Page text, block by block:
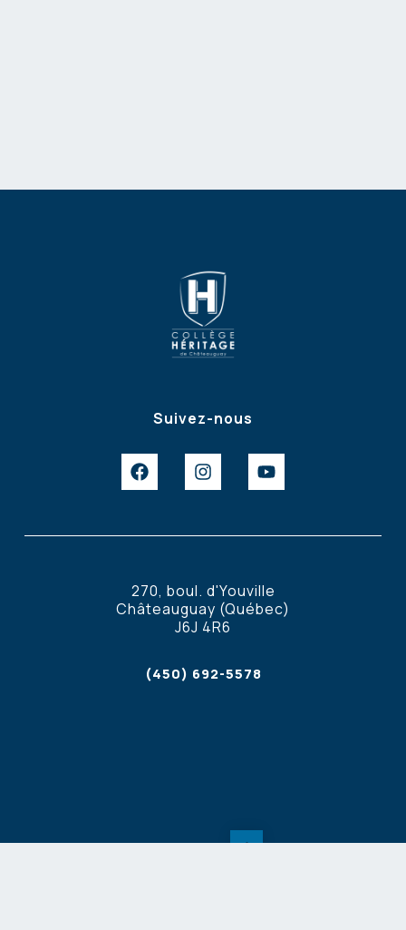
Suivez-nous
270, boul. d'Youville
Châteauguay (Québec)
J6J 4R6
(450) 692-5578
Nous joindre